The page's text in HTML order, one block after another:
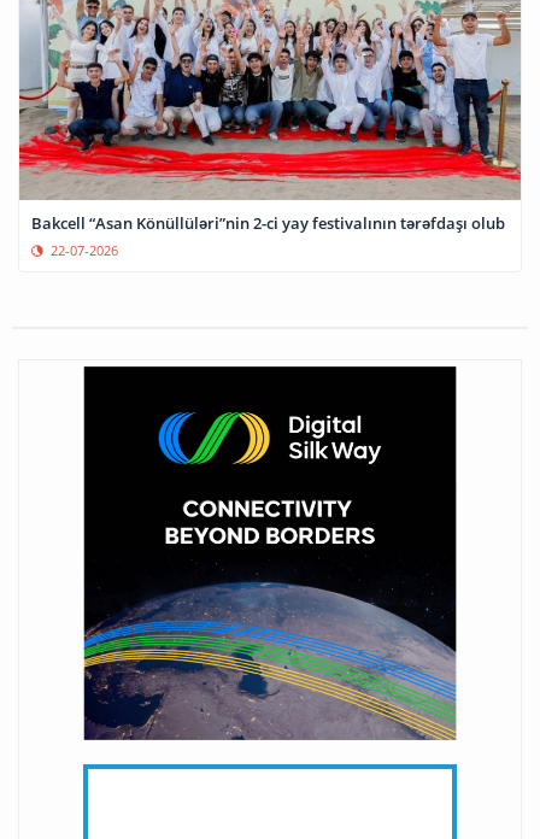
Bakcell “Asan Könüllüləri”nin 2-ci yay festivalının tərəfdaşı olub
22-07-2026